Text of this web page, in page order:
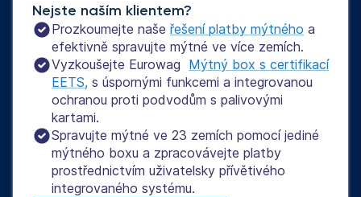
Nejste naším klientem?
Prozkoumejte naše řešení platby mýtného a
efektivně spravujte mýtné ve více zemích.
Vyzkoušejte Eurowag Mýtný box s certifikací
EETS, s úspornými funkcemi a integrovanou
ochranou proti podvodům s palivovými
kartami.
Spravujte mýtné ve 23 zemích pomocí jediné
mýtného boxu a zpracovávejte platby
prostřednictvím uživatelsky přívětivého
integrovaného systému.